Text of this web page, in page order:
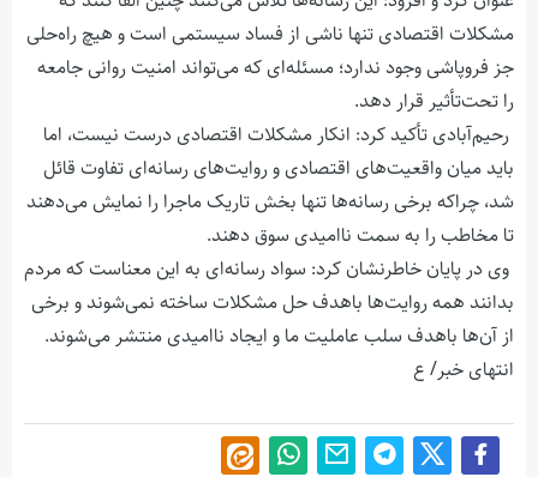
مشکلات اقتصادی تنها ناشی از فساد سیستمی است و هیچ راه‌حلی
جز فروپاشی وجود ندارد؛ مسئله‌ای که می‌تواند امنیت روانی جامعه
را تحت‌تأثیر قرار دهد.
رحیم‌آبادی تأکید کرد: انکار مشکلات اقتصادی درست نیست، اما
باید میان واقعیت‌های اقتصادی و روایت‌های رسانه‌ای تفاوت قائل
شد، چراکه برخی رسانه‌ها تنها بخش تاریک ماجرا را نمایش می‌دهند
تا مخاطب را به سمت ناامیدی سوق دهند.
وی در پایان خاطرنشان کرد: سواد رسانه‌ای به این معناست که مردم
بدانند همه روایت‌ها باهدف حل مشکلات ساخته نمی‌شوند و برخی
از آن‌ها باهدف سلب عاملیت ما و ایجاد ناامیدی منتشر می‌شوند.
انتهای خبر/ ع